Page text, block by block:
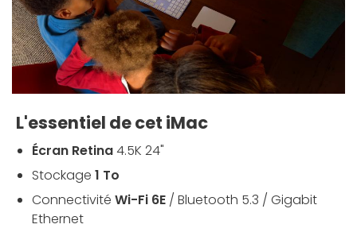
L'essentiel de cet iMac
Écran Retina4.5K 24"
Stockage 1 To
Connectivité Wi-Fi 6E / Bluetooth 5.3 / Gigabit
Ethernet